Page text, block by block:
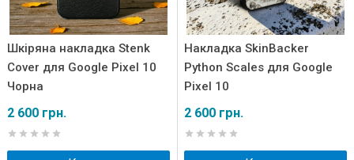
Шкіряна накладка Stenk
Cover для Google Pixel 10
Чорна
2 600 грн.
Накладка SkinBacker
Python Scales для Google
Pixel 10
2 600 грн.